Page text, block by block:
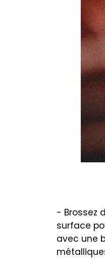
- Brossez
surface
avec une